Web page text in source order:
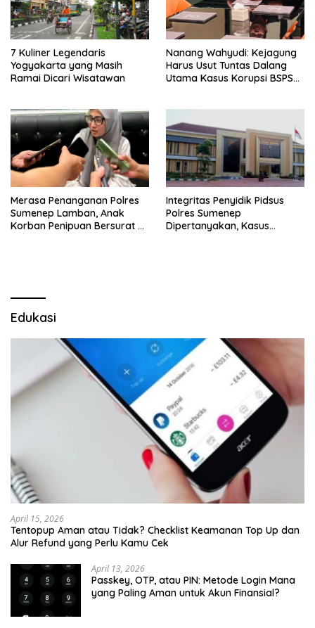
7 Kuliner Legendaris
Yogyakarta yang Masih
Ramai Dicari Wisatawan
Nanang Wahyudi: Kejagung
Harus Usut Tuntas Dalang
Utama Kasus Korupsi BSPS
Merasa Penanganan Polres
Sumenep Lamban, Anak
Korban Penipuan Bersurat ke
Integritas Penyidik Pidsus
Polres Sumenep
Dipertanyakan, Kasus
Edukasi
April 15, 2026
Tentopup Aman atau Tidak? Checklist Keamanan Top Up dan
Alur Refund yang Perlu Kamu Cek
April 13, 2026
Passkey, OTP, atau PIN: Metode Login Mana
yang Paling Aman untuk Akun Finansial?